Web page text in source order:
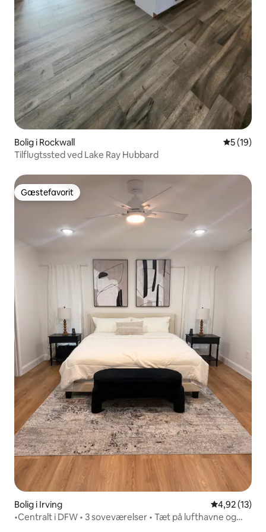
Bolig i Rockwall 5 ud af 5 i
5 (19)
Tilflugtssted ved Lake Ray Hubbard
Gæstefavorit
Gæstefavorit
Bolig i Irving 4,92 ud af 5
4,92 (13)
•Centralt i DFW • 3 soveværelser • Tæt på lufthavne og